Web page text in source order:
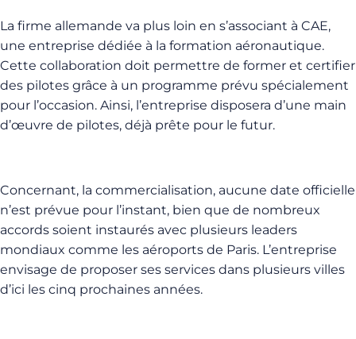
La firme allemande va plus loin en s’associant à CAE,
une entreprise dédiée à la formation aéronautique.
Cette collaboration doit permettre de former et certifier
des pilotes grâce à un programme prévu spécialement
pour l’occasion. Ainsi, l’entreprise disposera d’une main
d’œuvre de pilotes, déjà prête pour le futur.
Concernant, la commercialisation, aucune date officielle
n’est prévue pour l’instant, bien que de nombreux
accords soient instaurés avec plusieurs leaders
mondiaux comme les aéroports de Paris. L’entreprise
envisage de proposer ses services dans plusieurs villes
d’ici les cinq prochaines années.